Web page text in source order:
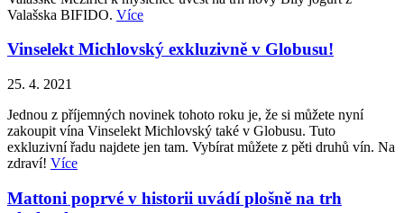
Valašska BIFIDO. Více
Vinselekt Michlovský exkluzivně v Globusu!
25. 4. 2021
Jednou z příjemných novinek tohoto roku je, že si můžete nyní
zakoupit vína Vinselekt Michlovský také v Globusu. Tuto
exkluzivní řadu najdete jen tam. Vybírat můžete z pěti druhů vín. Na
zdraví! Více
Mattoni poprvé v historii uvádí plošně na trh